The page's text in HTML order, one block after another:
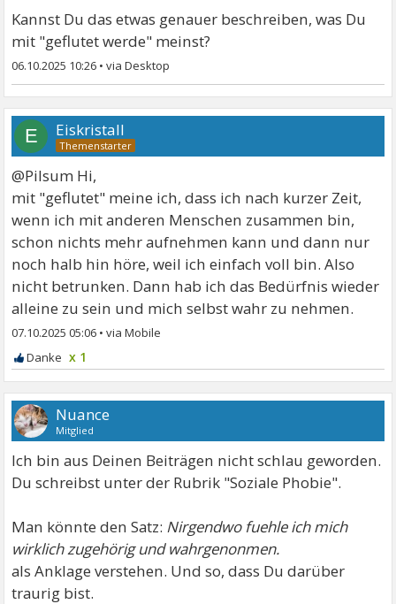
Kannst Du das etwas genauer beschreiben, was Du
mit "geflutet werde" meinst?
06.10.2025 10:26 •
E Eiskristall
@Pilsum Hi,
mit "geflutet" meine ich, dass ich nach kurzer Zeit,
wenn ich mit anderen Menschen zusammen bin,
schon nichts mehr aufnehmen kann und dann nur
noch halb hin höre, weil ich einfach voll bin. Also
nicht betrunken. Dann hab ich das Bedürfnis wieder
alleine zu sein und mich selbst wahr zu nehmen.
07.10.2025 05:06 •
x 1
Nuance
Mitglied
Ich bin aus Deinen Beiträgen nicht schlau geworden.
Du schreibst unter der Rubrik "Soziale Phobie".
Man könnte den Satz: Nirgendwo fuehle ich mich
wirklich zugehörig und wahrgenonmen.
als Anklage verstehen. Und so, dass Du darüber
traurig bist.